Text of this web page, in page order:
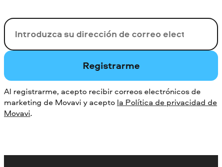
Su correo electrónico
Registrarme
Al registrarme, acepto recibir correos electrónicos de
marketing de Movavi y acepto la Política de privacidad de
Movavi.